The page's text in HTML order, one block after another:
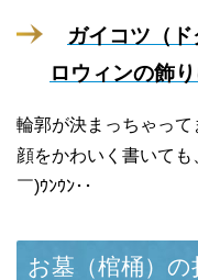
ガイコツ（
ロウィンの飾
輪郭が決まっちゃって
顔をかわいく書いても
￣)ｳﾝｳﾝ･･
お墓（棺桶）